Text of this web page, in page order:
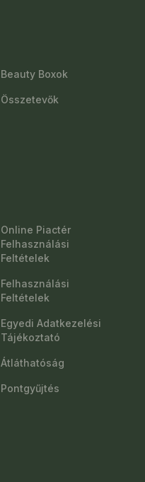
Beauty Boxok
Összetevők
Online Piactér
Felhasználási
Feltételek
Felhasználási
Feltételek
Egyedi Adatkezelési
Tájékoztató
Átláthatóság
Pontgyűjtés